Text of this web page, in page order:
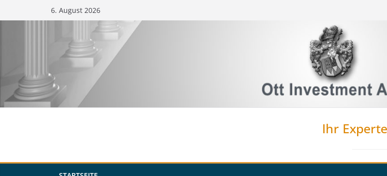
Inhalt
6. August 2026
Ihr